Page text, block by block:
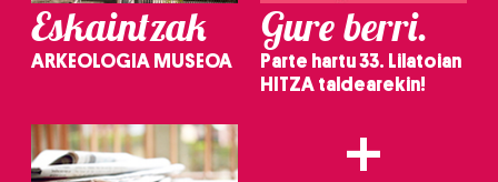
Eskaintzak
ARKEOLOGIA MUSEOA
Gure berri.
Parte hartu 33. Lilatoian
HITZA taldearekin!
+